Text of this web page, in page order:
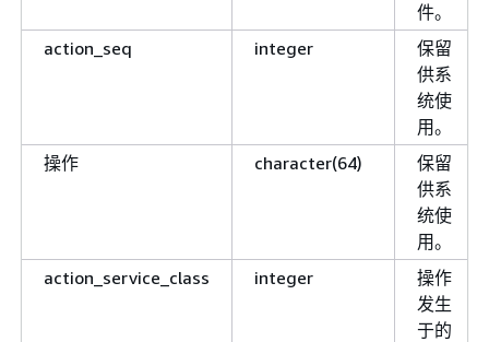
件。
action_seq
integer
保留
供系
统使
用。
操作
character(64)
保留
供系
统使
用。
action_service_class
integer
操作
发生
于的